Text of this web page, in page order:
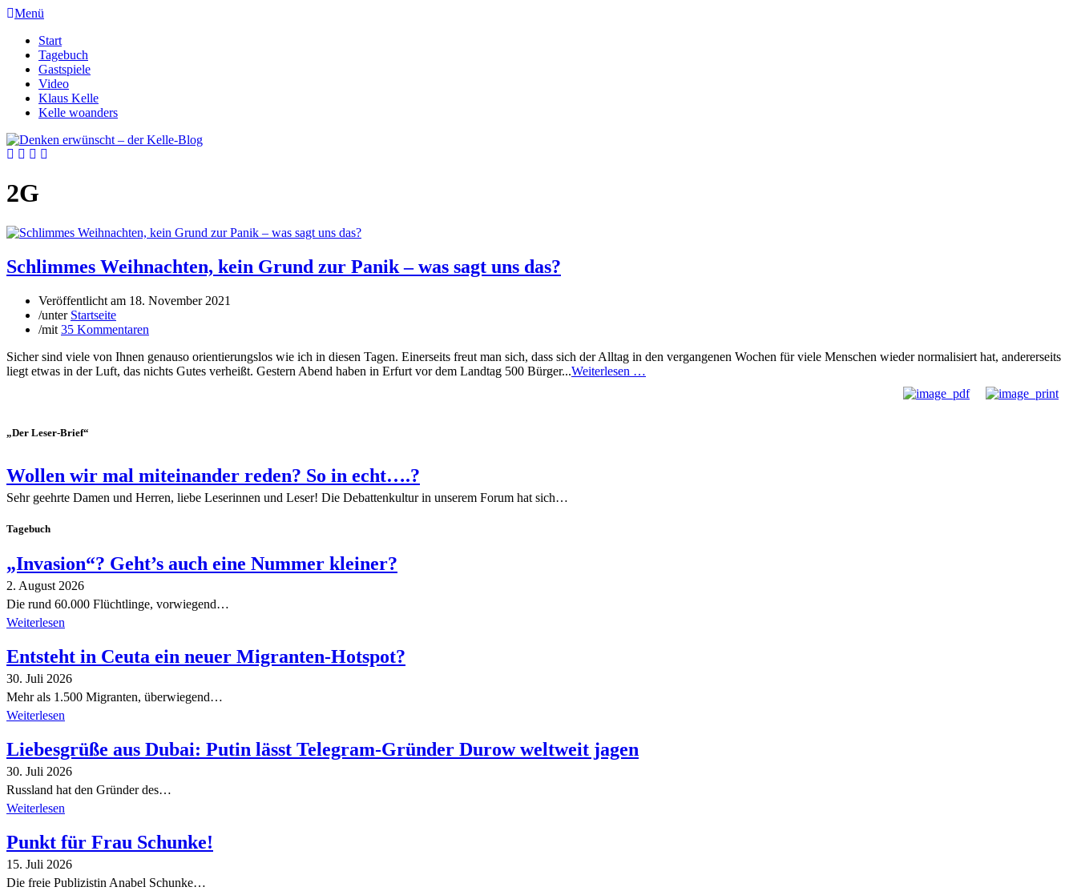
Menü
Start
Tagebuch
Gastspiele
Video
Klaus Kelle
Kelle woanders
2G
Schlimmes Weihnachten, kein Grund zur Panik – was sagt uns das?
Veröffentlicht am 18. November 2021
/unter Startseite
/mit 35 Kommentaren
Sicher sind viele von Ihnen genauso orientierungslos wie ich in diesen Tagen. Einerseits freut man sich, dass sich der Alltag in den vergangenen Wochen für viele Menschen wieder normalisiert hat, andererseits
liegt etwas in der Luft, das nichts Gutes verheißt. Gestern Abend haben in Erfurt vor dem Landtag 500 Bürger...Weiterlesen …
„Der Leser-Brief“
Wollen wir mal miteinander reden? So in echt….?
Sehr geehrte Damen und Herren, liebe Leserinnen und Leser! Die Debattenkultur in unserem Forum hat sich…
Tagebuch
„Invasion“? Geht’s auch eine Nummer kleiner?
2. August 2026
Die rund 60.000 Flüchtlinge, vorwiegend…
Weiterlesen
Entsteht in Ceuta ein neuer Migranten-Hotspot?
30. Juli 2026
Mehr als 1.500 Migranten, überwiegend…
Weiterlesen
Liebesgrüße aus Dubai: Putin lässt Telegram-Gründer Durow weltweit jagen
30. Juli 2026
Russland hat den Gründer des…
Weiterlesen
Punkt für Frau Schunke!
15. Juli 2026
Die freie Publizistin Anabel Schunke…